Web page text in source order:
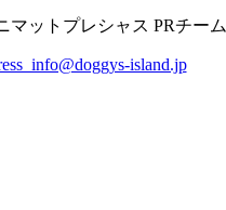
マットプレシャス PRチーム
island.jp